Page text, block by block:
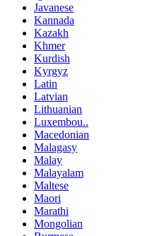
Javanese
Kannada
Kazakh
Khmer
Kurdish
Kyrgyz
Latin
Latvian
Lithuanian
Luxembou..
Macedonian
Malagasy
Malay
Malayalam
Maltese
Maori
Marathi
Mongolian